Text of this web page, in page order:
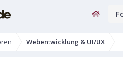
Webentwicklung & UI/UX